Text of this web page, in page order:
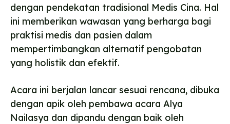
dengan pendekatan tradisional Medis Cina. Hal
ini memberikan wawasan yang berharga bagi
praktisi medis dan pasien dalam
mempertimbangkan alternatif pengobatan
yang holistik dan efektif.
Acara ini berjalan lancar sesuai rencana, dibuka
dengan apik oleh pembawa acara Alya
Nailasya dan dipandu dengan baik oleh